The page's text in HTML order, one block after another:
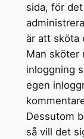
sida, för
är att sköta
Man sköter
inloggning
egen
Dessutom
så vill det